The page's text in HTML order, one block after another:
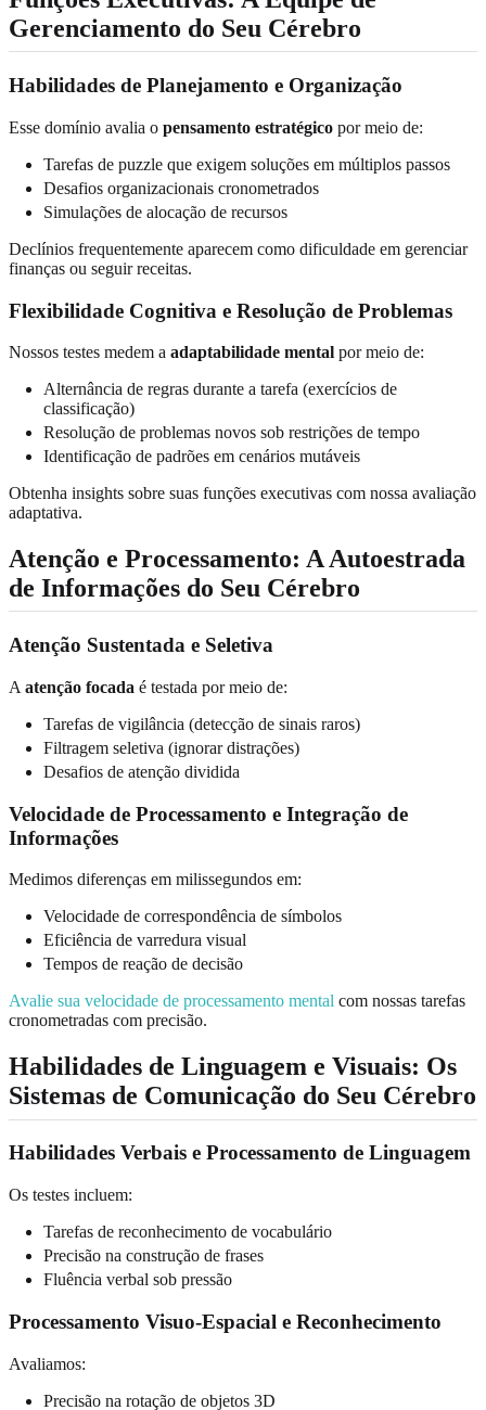
Gerenciamento do Seu Cérebro
Habilidades de Planejamento e Organização
Esse domínio avalia o pensamento estratégico por meio de:
Tarefas de puzzle que exigem soluções em múltiplos passos
Desafios organizacionais cronometrados
Simulações de alocação de recursos
Declínios frequentemente aparecem como dificuldade em gerenciar
finanças ou seguir receitas.
Flexibilidade Cognitiva e Resolução de Problemas
Nossos testes medem a adaptabilidade mental por meio de:
Alternância de regras durante a tarefa (exercícios de
classificação)
Resolução de problemas novos sob restrições de tempo
Identificação de padrões em cenários mutáveis
Obtenha insights sobre suas funções executivas com nossa avaliação
adaptativa.
Atenção e Processamento: A Autoestrada
de Informações do Seu Cérebro
Atenção Sustentada e Seletiva
A atenção focada é testada por meio de:
Tarefas de vigilância (detecção de sinais raros)
Filtragem seletiva (ignorar distrações)
Desafios de atenção dividida
Velocidade de Processamento e Integração de
Informações
Medimos diferenças em milissegundos em:
Velocidade de correspondência de símbolos
Eficiência de varredura visual
Tempos de reação de decisão
Avalie sua velocidade de processamento mental com nossas tarefas
cronometradas com precisão.
Habilidades de Linguagem e Visuais: Os
Sistemas de Comunicação do Seu Cérebro
Habilidades Verbais e Processamento de Linguagem
Os testes incluem:
Tarefas de reconhecimento de vocabulário
Precisão na construção de frases
Fluência verbal sob pressão
Processamento Visuo-Espacial e Reconhecimento
Avaliamos:
Precisão na rotação de objetos 3D